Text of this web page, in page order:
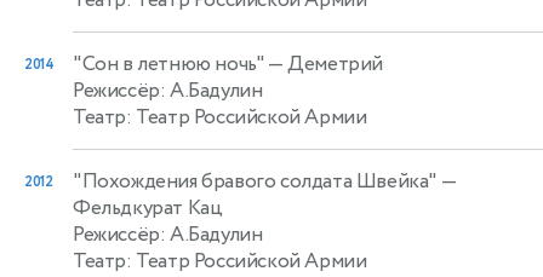
2014 "Сон в летнюю ночь" — Деметрий
Режиссёр: А.Бадулин
Театр: Театр Российской Армии
2012 "Похождения бравого солдата Швейка" —
Фельдкурат Кац
Режиссёр: А.Бадулин
Театр: Театр Российской Армии